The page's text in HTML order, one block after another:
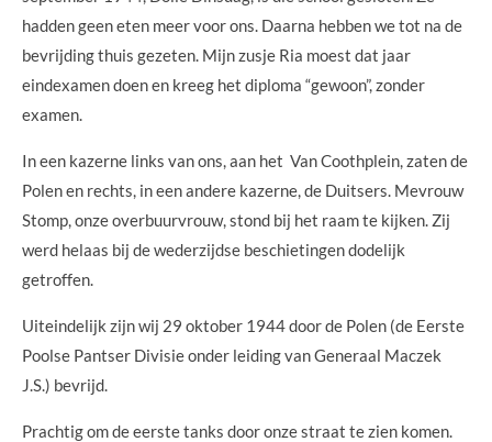
hadden geen eten meer voor ons. Daarna hebben we tot na de
bevrijding thuis gezeten. Mijn zusje Ria moest dat jaar
eindexamen doen en kreeg het diploma “gewoon”, zonder
examen.
In een kazerne links van ons, aan het Van Coothplein, zaten de
Polen en rechts, in een andere kazerne, de Duitsers. Mevrouw
Stomp, onze overbuurvrouw, stond bij het raam te kijken. Zij
werd helaas bij de wederzijdse beschietingen dodelijk
getroffen.
Uiteindelijk zijn wij 29 oktober 1944 door de Polen (de Eerste
Poolse Pantser Divisie onder leiding van Generaal Maczek
J.S.) bevrijd.
Prachtig om de eerste tanks door onze straat te zien komen.